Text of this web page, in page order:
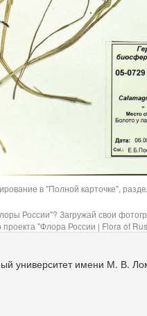
в "Полной карточке",
России"? Загружай свои
проекта "Флора России | Flora of
университет имени М. В.